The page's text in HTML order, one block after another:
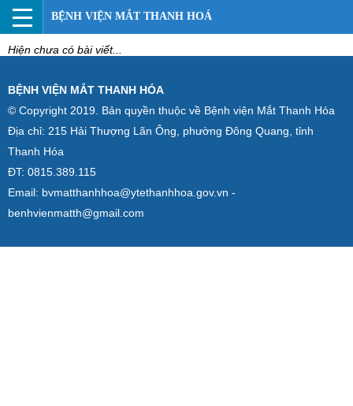
BỆNH VIỆN MẮT THANH HOÁ
Hiện chưa có bài viết...
BỆNH VIỆN MẮT THANH HÓA
© Copyright 2019. Bản quyền thuộc về Bệnh viện Mắt Thanh Hóa
Địa chỉ: 215 Hải Thượng Lãn Ông, phường Đông Quang, tỉnh
Thanh Hóa
ĐT: 0815.389.115
Email: bvmatthanhhoa@ytethanhhoa.gov.vn -
benhvienmatth@gmail.com